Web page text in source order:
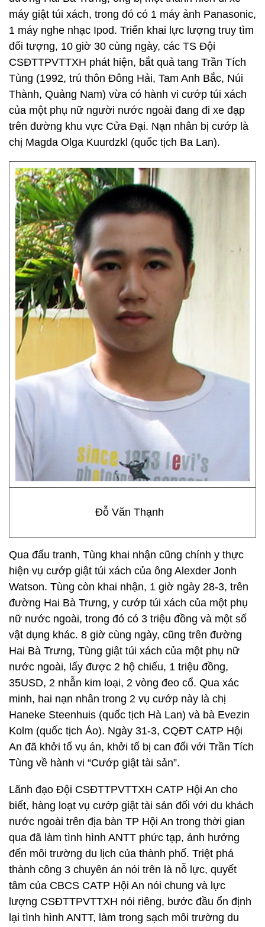
máy giật túi xách, trong đó có 1 máy ảnh Panasonic,
1 máy nghe nhạc Ipod. Triển khai lực lượng truy tìm
đối tượng, 10 giờ 30 cùng ngày, các TS Đội
CSĐTTPVTTXH phát hiện, bắt quả tang Trần Tích
Tùng (1992, trú thôn Đông Hải, Tam Anh Bắc, Núi
Thành, Quảng Nam) vừa có hành vi cướp túi xách
của một phụ nữ người nước ngoài đang đi xe đạp
trên đường khu vực Cửa Đại. Nạn nhân bị cướp là
chị Magda Olga Kuurdzkl (quốc tịch Ba Lan).
Đỗ Văn Thạnh
Qua đấu tranh, Tùng khai nhận cũng chính y thực
hiện vụ cướp giật túi xách của ông Alexder Jonh
Watson. Tùng còn khai nhận, 1 giờ ngày 28-3, trên
đường Hai Bà Trưng, y cướp túi xách của một phụ
nữ nước ngoài, trong đó có 3 triệu đồng và một số
vật dụng khác. 8 giờ cùng ngày, cũng trên đường
Hai Bà Trưng, Tùng giật túi xách của một phụ nữ
nước ngoài, lấy được 2 hộ chiếu, 1 triệu đồng,
35USD, 2 nhẫn kim loại, 2 vòng đeo cổ. Qua xác
minh, hai nạn nhân trong 2 vụ cướp này là chị
Haneke Steenhuis (quốc tịch Hà Lan) và bà Evezin
Kolm (quốc tịch Áo). Ngày 31-3, CQĐT CATP Hội
An đã khởi tố vụ án, khởi tố bị can đối với Trần Tích
Tùng về hành vi “Cướp giật tài sản”.
Lãnh đạo Đội CSĐTTPVTTXH CATP Hội An cho
biết, hàng loạt vụ cướp giật tài sản đối với du khách
nước ngoài trên địa bàn TP Hội An trong thời gian
qua đã làm tình hình ANTT phức tạp, ảnh hưởng
đến môi trường du lịch của thành phố. Triệt phá
thành công 3 chuyên án nói trên là nỗ lực, quyết
tâm của CBCS CATP Hội An nói chung và lực
lượng CSĐTTPVTTXH nói riêng, bước đầu ổn định
lại tình hình ANTT, làm trong sạch môi trường du